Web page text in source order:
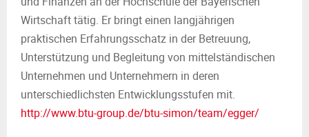
Wirtschaft tätig. Er bringt einen langjährigen
praktischen Erfahrungsschatz in der Betreuung,
Unterstützung und Begleitung von mittelständischen
Unternehmen und Unternehmern in deren
unterschiedlichsten Entwicklungsstufen mit.
http://www.btu-group.de/btu-simon/team/egger/